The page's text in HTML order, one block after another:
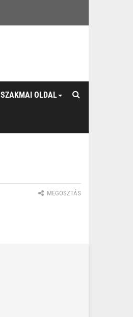
SZAKMAI OLDAL
MEGOSZTÁS